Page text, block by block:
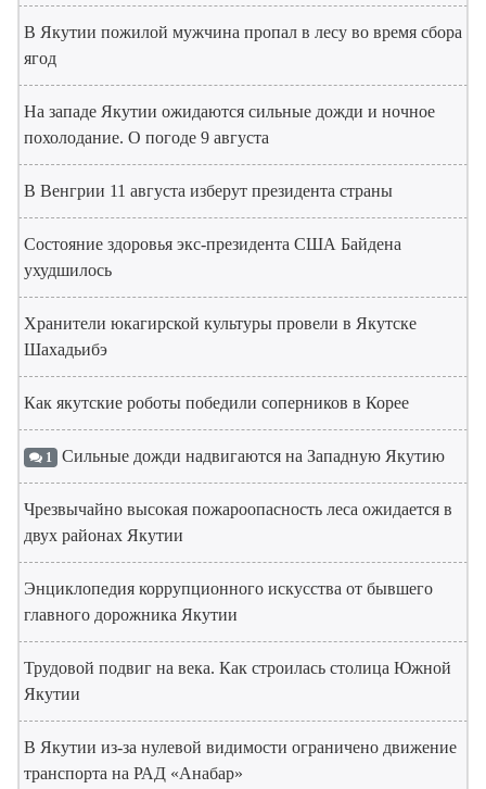
В Якутии пожилой мужчина пропал в лесу во время сбора
ягод
На западе Якутии ожидаются сильные дожди и ночное
похолодание. О погоде 9 августа
В Венгрии 11 августа изберут президента страны
Состояние здоровья экс-президента США Байдена
ухудшилось
Хранители юкагирской культуры провели в Якутске
Шахадьибэ
Как якутские роботы победили соперников в Корее
1 Сильные дожди надвигаются на Западную Якутию
Чрезвычайно высокая пожароопасность леса ожидается в
двух районах Якутии
Энциклопедия коррупционного искусства от бывшего
главного дорожника Якутии
Трудовой подвиг на века. Как строилась столица Южной
Якутии
В Якутии из-за нулевой видимости ограничено движение
транспорта на РАД «Анабар»